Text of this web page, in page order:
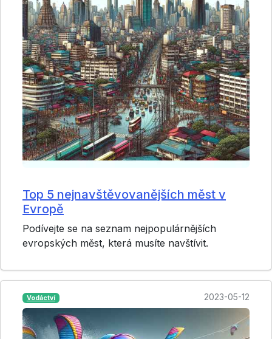
Top 5 nejnavštěvovanějších měst v
Evropě
Podívejte se na seznam nejpopulárnějších
evropských měst, která musíte navštívit.
Vodáctví 2023-05-12